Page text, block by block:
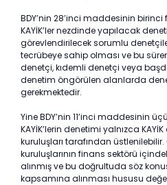
BDY’nin 28’inci maddesinin birinci
KAYİK’ler nezdinde yapılacak
görevlendirilecek sorumlu
tecrübeye sahip olması ve bu
denetçi, kıdemli denetçi veya
denetim öngörülen alanlarda
gerekmektedir.
Yine BDY’nin 11’inci maddesinin
KAYİK’lerin denetimi yalnızca
kuruluşları tarafından
kuruluşlarının finans sektörü
alınmış ve bu doğrultuda söz
kapsamına alınması hususu